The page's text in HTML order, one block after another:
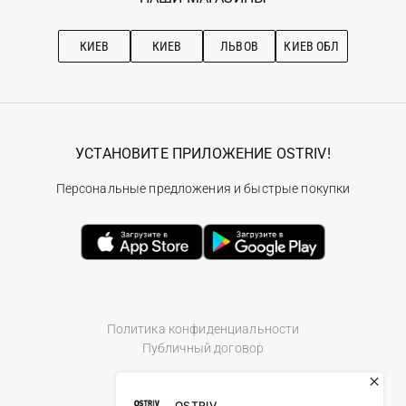
Рекомендации по уходу
КИЕВ КИЕВ ЛЬВОВ КИЕВ ОБЛ
Политика конфиденциальности
Публичный договор
УСТАНОВИТЕ ПРИЛОЖЕНИЕ OSTRIV!
Персональные предложения и быстрые покупки